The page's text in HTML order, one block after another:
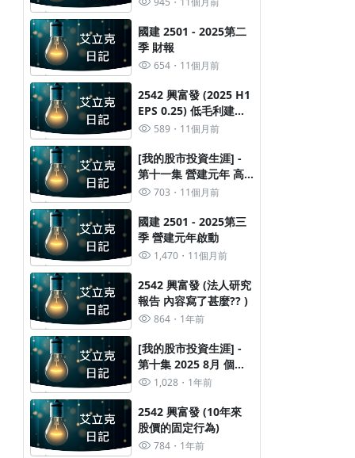
5522 遠雄 - 建案密集入帳潮開始
每月入那些案子整理
769 1年前
國建 2501 - 2025第三
1,470
20240905 盤後免費圖+戰略
1年前
V教頭投資術
國建 2501 - 2025第二
季 財報
654 11個月前
2542 興富發 (2025 H1
EPS 0.25) 低毛利建案
已入完
589 11個月前
[我的股市投資生涯] -
第十一集 營建元年 高
EPS 高毛利 正在發生中
703 11個月前
國建 2501 - 2025第三
季 營建元年啟動
1,470 11個月前
2542 興富發 (法人研究
報告 內容寫了甚麼?? )
864 1年前
[我的股市投資生涯] -
第十集 2025 8月 個人
營建股 持股現況
1,028 1年前
2542 興富發 (10年來
股價的固定行為)
784 1年前